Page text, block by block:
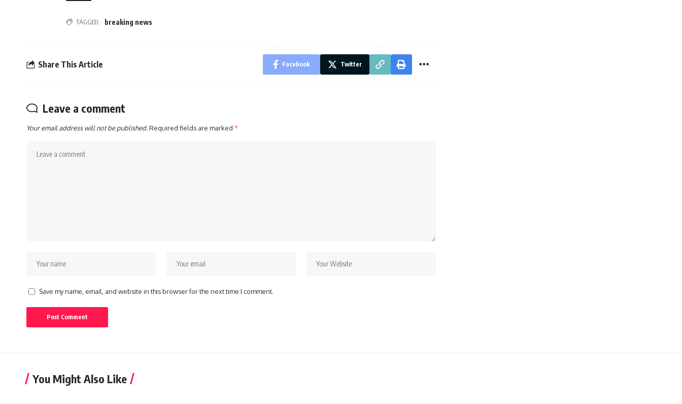
TAGGED: breaking news
Share This Article Facebook Twitter
Leave a comment
Your email address will not be published.Required fields are marked *
Save my name, email, and website in this browser for the next time I comment.
You Might Also Like